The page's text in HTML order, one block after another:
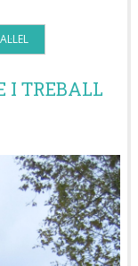
I TREBALL